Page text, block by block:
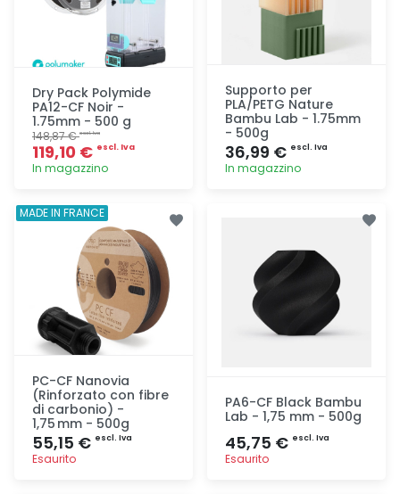
Dry Pack Polymide
PA12-CF Noir -
1.75mm - 500 g
148,87 €escl. Iva
119,10 € escl. Iva
In magazzino
Aggiunta
Supporto per
PLA/PETG Nature
Bambu Lab - 1.75mm
- 500g
36,99 € escl. Iva
In magazzino
PC-CF Nanovia
(Rinforzato con fibre
di carbonio) -
1,75 mm - 500g
55,15 € escl. Iva
Esaurito
MADE IN FRANCE
PA6-CF Black Bambu
Lab - 1,75 mm - 500g
45,75 € escl. Iva
Esaurito